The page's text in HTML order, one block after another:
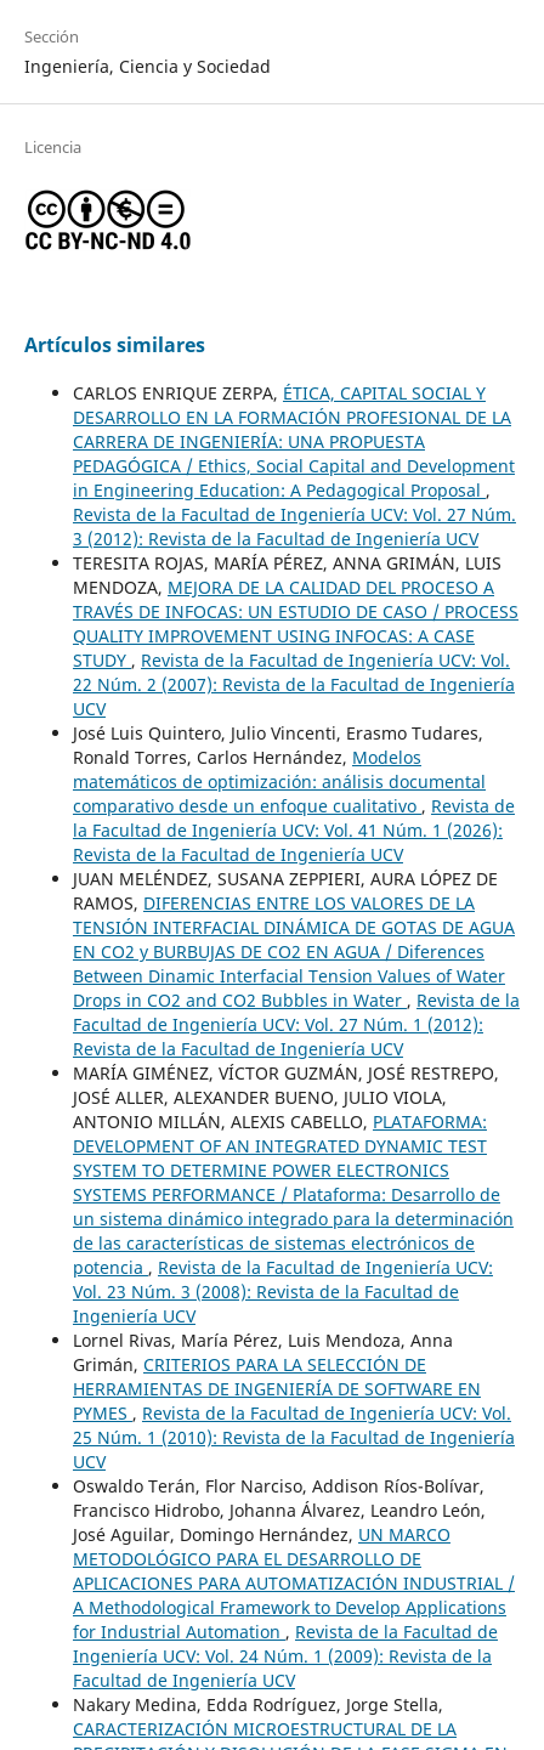
Sección
Ingeniería, Ciencia y Sociedad
Licencia
Artículos similares
CARLOS ENRIQUE ZERPA, ÉTICA, CAPITAL SOCIAL Y
DESARROLLO EN LA FORMACIÓN PROFESIONAL DE LA
CARRERA DE INGENIERÍA: UNA PROPUESTA
PEDAGÓGICA / Ethics, Social Capital and Development
in Engineering Education: A Pedagogical Proposal ,
Revista de la Facultad de Ingeniería UCV: Vol. 27 Núm.
3 (2012): Revista de la Facultad de Ingeniería UCV
TERESITA ROJAS, MARÍA PÉREZ, ANNA GRIMÁN, LUIS
MENDOZA, MEJORA DE LA CALIDAD DEL PROCESO A
TRAVÉS DE INFOCAS: UN ESTUDIO DE CASO / PROCESS
QUALITY IMPROVEMENT USING INFOCAS: A CASE
STUDY , Revista de la Facultad de Ingeniería UCV: Vol.
22 Núm. 2 (2007): Revista de la Facultad de Ingeniería
UCV
José Luis Quintero, Julio Vincenti, Erasmo Tudares,
Ronald Torres, Carlos Hernández, Modelos
matemáticos de optimización: análisis documental
comparativo desde un enfoque cualitativo , Revista de
la Facultad de Ingeniería UCV: Vol. 41 Núm. 1 (2026):
Revista de la Facultad de Ingeniería UCV
JUAN MELÉNDEZ, SUSANA ZEPPIERI, AURA LÓPEZ DE
RAMOS, DIFERENCIAS ENTRE LOS VALORES DE LA
TENSIÓN INTERFACIAL DINÁMICA DE GOTAS DE AGUA
EN CO2 y BURBUJAS DE CO2 EN AGUA / Diferences
Between Dinamic Interfacial Tension Values of Water
Drops in CO2 and CO2 Bubbles in Water , Revista de la
Facultad de Ingeniería UCV: Vol. 27 Núm. 1 (2012):
Revista de la Facultad de Ingeniería UCV
MARÍA GIMÉNEZ, VÍCTOR GUZMÁN, JOSÉ RESTREPO,
JOSÉ ALLER, ALEXANDER BUENO, JULIO VIOLA,
ANTONIO MILLÁN, ALEXIS CABELLO, PLATAFORMA:
DEVELOPMENT OF AN INTEGRATED DYNAMIC TEST
SYSTEM TO DETERMINE POWER ELECTRONICS
SYSTEMS PERFORMANCE / Plataforma: Desarrollo de
un sistema dinámico integrado para la determinación
de las características de sistemas electrónicos de
potencia , Revista de la Facultad de Ingeniería UCV:
Vol. 23 Núm. 3 (2008): Revista de la Facultad de
Ingeniería UCV
Lornel Rivas, María Pérez, Luis Mendoza, Anna
Grimán, CRITERIOS PARA LA SELECCIÓN DE
HERRAMIENTAS DE INGENIERÍA DE SOFTWARE EN
PYMES , Revista de la Facultad de Ingeniería UCV: Vol.
25 Núm. 1 (2010): Revista de la Facultad de Ingeniería
UCV
Oswaldo Terán, Flor Narciso, Addison Ríos-Bolívar,
Francisco Hidrobo, Johanna Álvarez, Leandro León,
José Aguilar, Domingo Hernández, UN MARCO
METODOLÓGICO PARA EL DESARROLLO DE
APLICACIONES PARA AUTOMATIZACIÓN INDUSTRIAL /
A Methodological Framework to Develop Applications
for Industrial Automation , Revista de la Facultad de
Ingeniería UCV: Vol. 24 Núm. 1 (2009): Revista de la
Facultad de Ingeniería UCV
Nakary Medina, Edda Rodríguez, Jorge Stella,
CARACTERIZACIÓN MICROESTRUCTURAL DE LA